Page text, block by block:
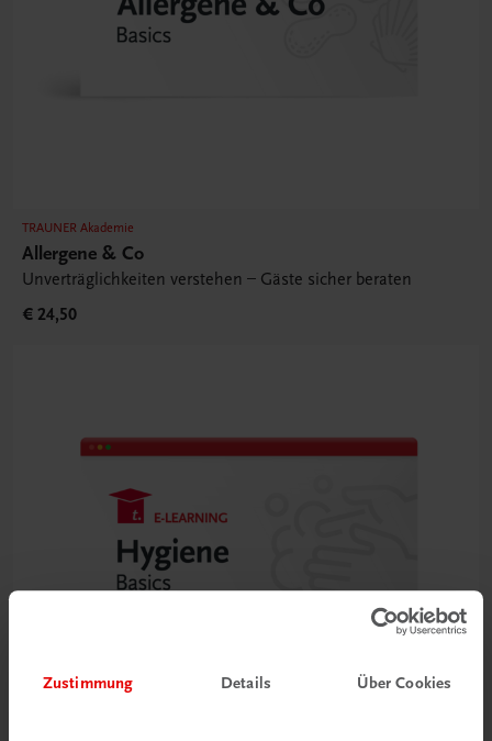
Zustimmung Details Über Cookies
TRAUNER Akademie
Allergene & Co
Unverträglichkeiten verstehen – Gäste sicher beraten
€ 24,50